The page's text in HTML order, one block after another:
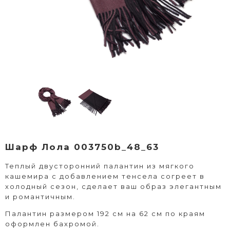
Шарф Лола 003750b_48_63
Теплый двусторонний палантин из мягкого
кашемира с добавлением тенсела согреет в
холодный сезон, сделает ваш образ элегантным
и романтичным.
Палантин размером 192 см на 62 см по краям
оформлен бахромой.